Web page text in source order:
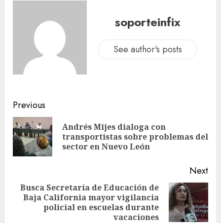
soporteinfix
See author's posts
Previous
Andrés Mijes dialoga con
transportistas sobre problemas del
sector en Nuevo León
Next
Busca Secretaría de Educación de
Baja California mayor vigilancia
policial en escuelas durante
vacaciones